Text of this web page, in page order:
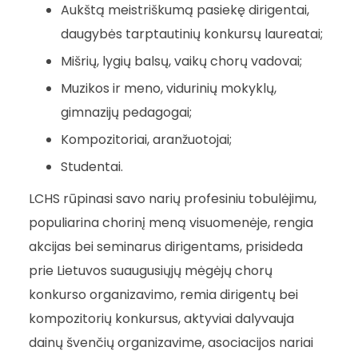
Aukštą meistriškumą pasiekę dirigentai,
daugybės tarptautinių konkursų laureatai;
Mišrių, lygių balsų, vaikų chorų vadovai;
Muzikos ir meno, vidurinių mokyklų,
gimnazijų pedagogai;
Kompozitoriai, aranžuotojai;
Studentai.
LCHS rūpinasi savo narių profesiniu tobulėjimu,
populiarina chorinį meną visuomenėje, rengia
akcijas bei seminarus dirigentams, prisideda
prie Lietuvos suaugusiųjų mėgėjų chorų
konkurso organizavimo, remia dirigentų bei
kompozitorių konkursus, aktyviai dalyvauja
dainų švenčių organizavime, asociacijos nariai